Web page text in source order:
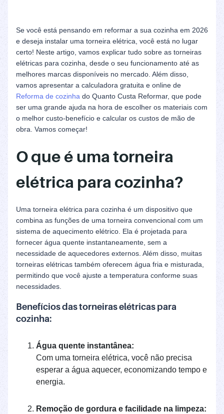
Se você está pensando em reformar a sua cozinha em 2026
e deseja instalar uma torneira elétrica, você está no lugar
certo! Neste artigo, vamos explicar tudo sobre as torneiras
elétricas para cozinha, desde o seu funcionamento até as
melhores marcas disponíveis no mercado. Além disso,
vamos apresentar a calculadora gratuita e online de
Reforma de cozinha do Quanto Custa Reformar, que pode
ser uma grande ajuda na hora de escolher os materiais com
o melhor custo-benefício e calcular os custos de mão de
obra. Vamos começar!
O que é uma torneira
elétrica para cozinha?
Uma torneira elétrica para cozinha é um dispositivo que
combina as funções de uma torneira convencional com um
sistema de aquecimento elétrico. Ela é projetada para
fornecer água quente instantaneamente, sem a
necessidade de aquecedores externos. Além disso, muitas
torneiras elétricas também oferecem água fria e misturada,
permitindo que você ajuste a temperatura conforme suas
necessidades.
Benefícios das torneiras elétricas para
cozinha:
Água quente instantânea:
Com uma torneira elétrica, você não precisa
esperar a água aquecer, economizando tempo e
energia.
Remoção de gordura e facilidade na limpeza: